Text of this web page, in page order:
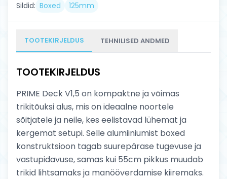
Sildid: Boxed 125mm
TOOTEKIRJELDUS TEHNILISED ANDMED
TOOTEKIRJELDUS
PRIME Deck V1,5 on kompaktne ja võimas
trikitõuksi alus, mis on ideaalne noortele
sõitjatele ja neile, kes eelistavad lühemat ja
kergemat setupi. Selle alumiiniumist boxed
konstruktsioon tagab suurepärase tugevuse ja
vastupidavuse, samas kui 55cm pikkus muudab
trikid lihtsamaks ja manööverdamise kiiremaks.